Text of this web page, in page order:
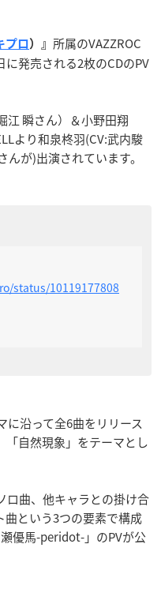
プロ）』 所属のVAZZROC
に発売される2枚のCDのPV
江 瞬さん）＆小野田翔
より和泉柊羽(CV:武内駿
が)出演されています。
status/10119177808
に沿って全6曲をリリース
「自然現象」をテーマとし
ロ曲、他キャラとの掛け合
曲という3つの要素で構成
優馬-peridot-」のPVが公